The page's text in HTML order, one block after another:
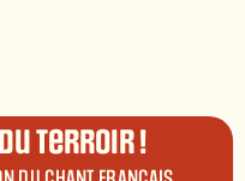
terroir !